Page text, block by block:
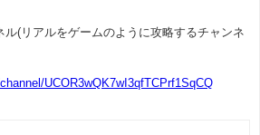
(リアルをゲームのように攻略するチャンネ
UCOR3wQK7wI3qfTCPrf1SqCQ